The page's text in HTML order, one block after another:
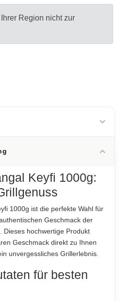
Region nicht zur
wird keine Haftung
im Einzelfall die Angaben auf
nur diese sind verbindlich.
der Abbildung abweichen.
Keyfi 1000g:
1000g ist die perfekte Wahl für
Geschmack der
Dieses hochwertige Produkt
Geschmack direkt zu Ihnen
unvergessliches Grillerlebnis.
für besten